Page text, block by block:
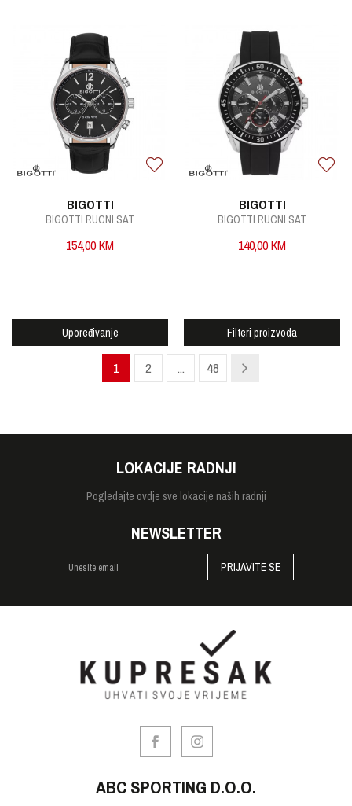
BIGOTTI
BIGOTTI RUCNI SAT
154,00KM
BIGOTTI
BIGOTTI RUCNI SAT
140,00KM
Upoređivanje Filteri proizvoda
1 2 ... 48
LOKACIJE RADNJI
Pogledajte ovdje sve lokacije naših radnji
NEWSLETTER
PRIJAVITE SE
ABC SPORTING D.O.O.